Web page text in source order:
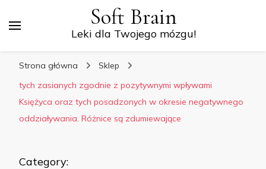
Soft Brain
Leki dla Twojego mózgu!
Strona główna
Sklep
tych zasianych zgodnie z pozytywnymi wpływami
Księżyca oraz tych posadzonych w okresie negatywnego
oddziaływania. Różnice są zdumiewające
Category: